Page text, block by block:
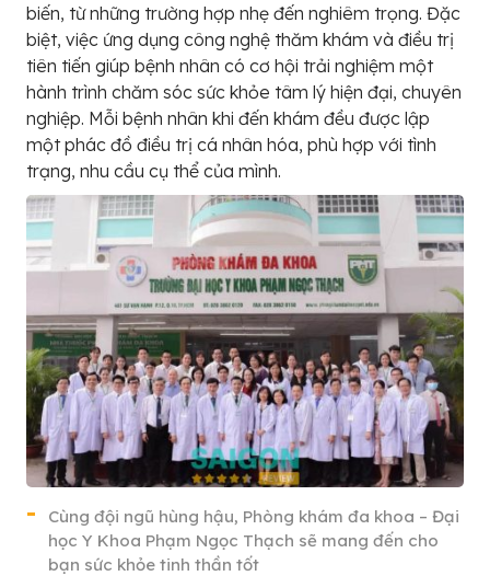
biến, từ những trường hợp nhẹ đến nghiêm trọng. Đặc
biệt, việc ứng dụng công nghệ thăm khám và điều trị
tiên tiến giúp bệnh nhân có cơ hội trải nghiệm một
hành trình chăm sóc sức khỏe tâm lý hiện đại, chuyên
nghiệp. Mỗi bệnh nhân khi đến khám đều được lập
một phác đồ điều trị cá nhân hóa, phù hợp với tình
trạng, nhu cầu cụ thể của mình.
Cùng đội ngũ hùng hậu, Phòng khám đa khoa – Đại
học Y Khoa Phạm Ngọc Thạch sẽ mang đến cho
bạn sức khỏe tinh thần tốt